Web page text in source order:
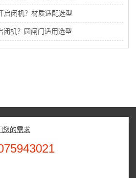
启闭机？材质适配选型
闭机？圆闸门适用选型
您的需求